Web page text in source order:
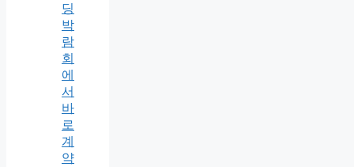
딩
박
람
회
에
서
바
로
계
약